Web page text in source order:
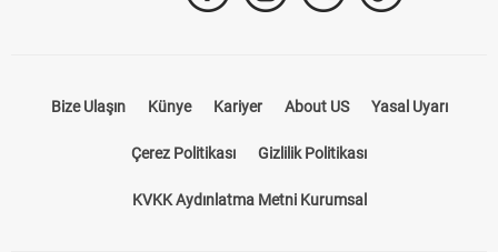
Bize Ulaşın Künye Kariyer About US Yasal Uyarı
Çerez Politikası Gizlilik Politikası
KVKK Aydınlatma Metni Kurumsal